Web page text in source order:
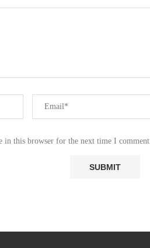
in this browser for the next time I comment.